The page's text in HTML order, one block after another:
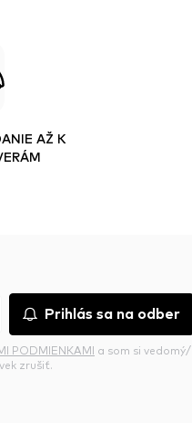
AŽ K
Prihlás sa na odber
PODMIENKAMI a som si vedomý/
zrušiť.